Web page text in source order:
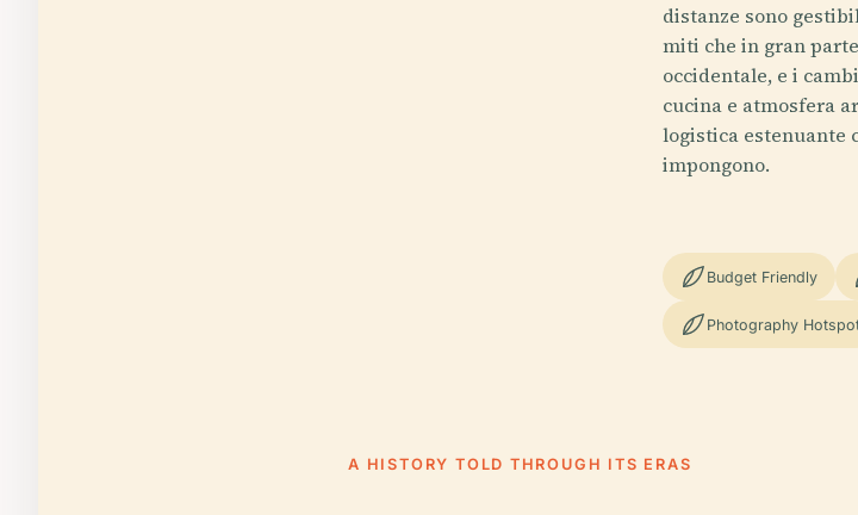
distanze sono
miti che in gran
occidentale, e i
cucina e atmosfera
logistica estenuante
impongono.
Budget Friendly
Photography
A HISTORY TOLD THROUGH ITS ERAS